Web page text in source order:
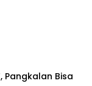
Pangkalan Bisa